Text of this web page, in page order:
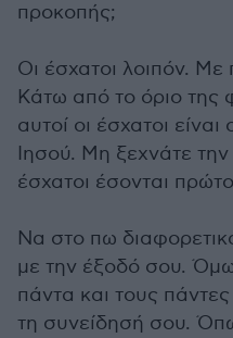
προκοπής;
Οι έσχατοι λοιπόν.
Κάτω από το όριο της
αυτοί οι έσχατοι
Ιησού. Μη ξεχνάτε
έσχατοι έσονται
Να στο πω
με την έξοδό σου.
πάντα και τους
τη συνείδησή σου.